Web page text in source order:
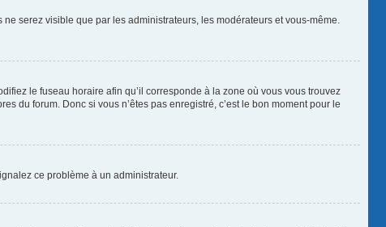
ne serez visible que par les administrateurs, les modérateurs et vous-même.
le fuseau horaire afin qu’il corresponde à la zone où vous vous trouvez
du forum. Donc si vous n’êtes pas enregistré, c’est le bon moment pour le
ce problème à un administrateur.